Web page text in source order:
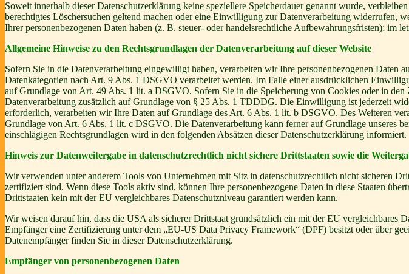
Soweit innerhalb dieser Datenschutzerklärung keine speziellere Speicherdauer genannt wurde,
berechtigtes Löschersuchen geltend machen oder eine Einwilligung zur Datenverarbeitung widerrufen,
Ihrer personenbezogenen Daten haben (z. B. steuer- oder handelsrechtliche Aufbewahrungsfristen); im
Allgemeine Hinweise zu den Rechtsgrundlagen der Datenverarbeitung auf dieser Website
Sofern Sie in die Datenverarbeitung eingewilligt haben, verarbeiten wir Ihre personenbezogenen
Datenkategorien nach Art. 9 Abs. 1 DSGVO verarbeitet werden. Im Falle einer ausdrücklichen
auf Grundlage von Art. 49 Abs. 1 lit. a DSGVO. Sofern Sie in die Speicherung von Cookies oder in
Datenverarbeitung zusätzlich auf Grundlage von § 25 Abs. 1 TDDDG. Die Einwilligung ist jederzeit
erforderlich, verarbeiten wir Ihre Daten auf Grundlage des Art. 6 Abs. 1 lit. b DSGVO. Des Weiteren
Grundlage von Art. 6 Abs. 1 lit. c DSGVO. Die Datenverarbeitung kann ferner auf Grundlage unseres
einschlägigen Rechtsgrundlagen wird in den folgenden Absätzen dieser Datenschutzerklärung informiert.
Hinweis zur Datenweitergabe in datenschutzrechtlich nicht sichere Drittstaaten sowie die
Wir verwenden unter anderem Tools von Unternehmen mit Sitz in datenschutzrechtlich nicht sicheren
zertifiziert sind. Wenn diese Tools aktiv sind, können Ihre personenbezogene Daten in diese Staaten
Drittstaaten kein mit der EU vergleichbares Datenschutzniveau garantiert werden kann.
Wir weisen darauf hin, dass die USA als sicherer Drittstaat grundsätzlich ein mit der EU vergleichbares
Empfänger eine Zertifizierung unter dem „EU-US Data Privacy Framework“ (DPF) besitzt oder über
Datenempfänger finden Sie in dieser Datenschutzerklärung.
Empfänger von personenbezogenen Daten